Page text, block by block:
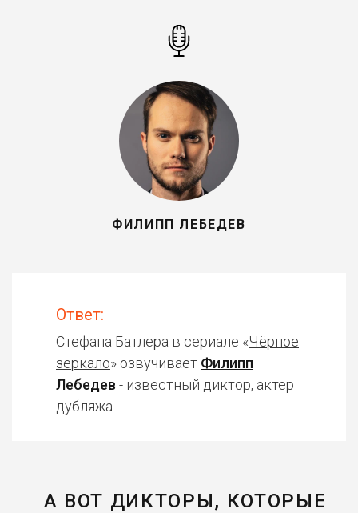
ФИЛИПП ЛЕБЕДЕВ
Ответ:
Стефана Батлера в сериале «Чёрное
зеркало» озвучивает Филипп
Лебедев - известный диктор, актер
дубляжа.
А ВОТ ДИКТОРЫ, КОТОРЫЕ